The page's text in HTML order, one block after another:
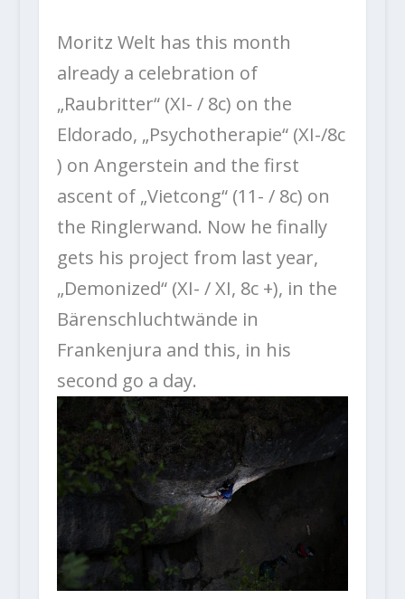
Moritz Welt has this month
already a celebration of
„Raubritter“ (XI- / 8c) on the
Eldorado, „Psychotherapie“ (XI-/8c
) on Angerstein and the first
ascent of „Vietcong“ (11- / 8c) on
the Ringlerwand. Now he finally
gets his project from last year,
„Demonized“ (XI- / XI, 8c +), in the
Bärenschluchtwände in
Frankenjura and this, in his
second go a day.